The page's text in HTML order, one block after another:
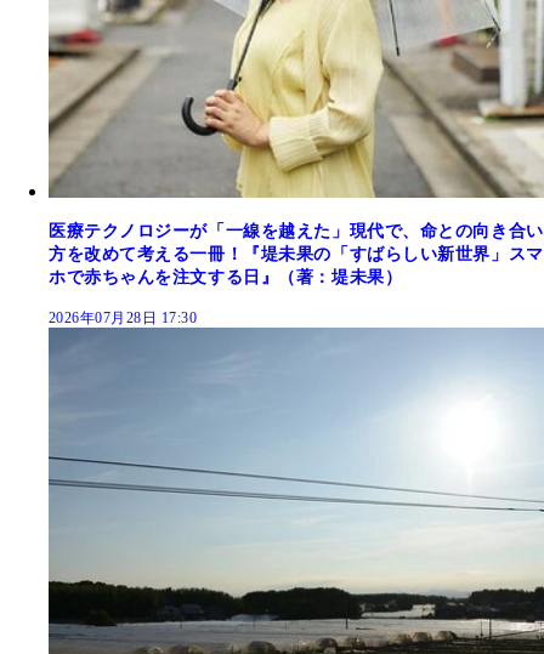
医療テクノロジーが「一線を越えた」現代で、命との向き合い
方を改めて考える一冊！『堤未果の「すばらしい新世界」スマ
ホで赤ちゃんを注文する日』（著：堤未果）
2026年07月28日 17:30